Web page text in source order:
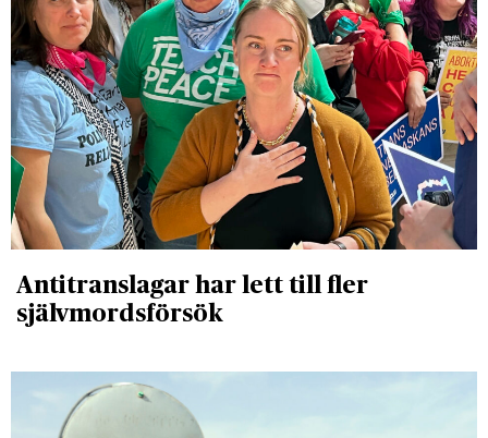
Antitranslagar har lett till fler
självmordsförsök